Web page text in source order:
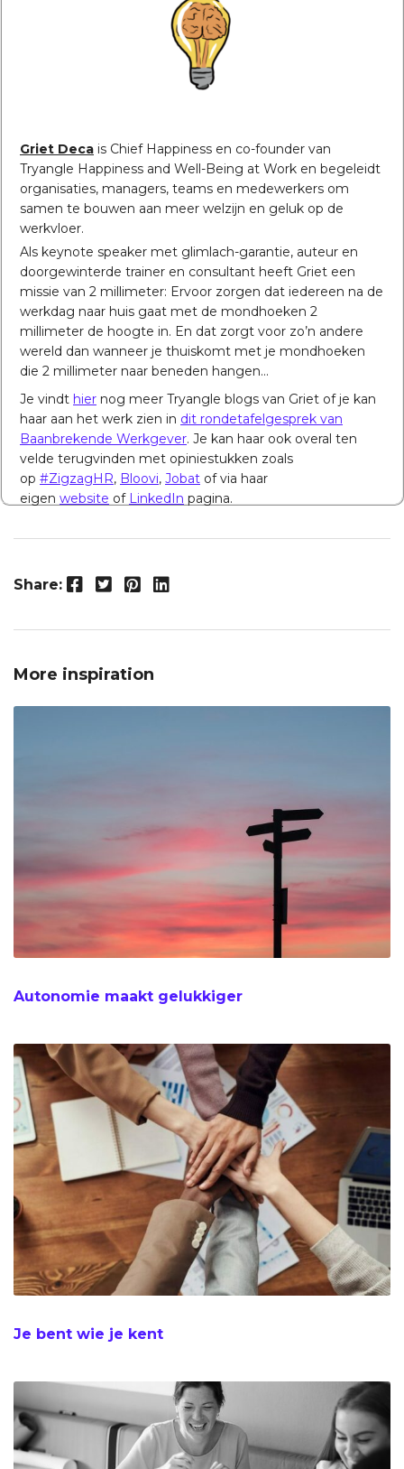
Griet Deca is Chief Happiness en co-founder van
Tryangle Happiness and Well-Being at Work en begeleidt
organisaties, managers, teams en medewerkers om
samen te bouwen aan meer welzijn en geluk op de
werkvloer.
Als keynote speaker met glimlach-garantie, auteur en
doorgewinterde trainer en consultant heeft Griet een
missie van 2 millimeter: Ervoor zorgen dat iedereen na de
werkdag naar huis gaat met de mondhoeken 2
millimeter de hoogte in. En dat zorgt voor zo’n andere
wereld dan wanneer je thuiskomt met je mondhoeken
die 2 millimeter naar beneden hangen…
Je vindt hier nog meer Tryangle blogs van Griet of je kan
haar aan het werk zien in dit rondetafelgesprek van
Baanbrekende Werkgever. Je kan haar ook overal ten
velde terugvinden met opiniestukken zoals
op #ZigzagHR, Bloovi, Jobat of via haar
eigen website of LinkedIn pagina.
Share: Facebook Twitter Pinterest LinkedIn
More inspiration
Autonomie maakt gelukkiger
Je bent wie je kent